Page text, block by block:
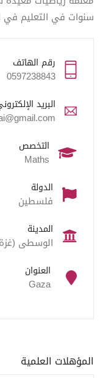
سنوات في التعليم في
رقم الهاتف
0597238843
البريد
التخصص
Maths
الدولة
فلسطين
المدينة
الوسطى
العنوان
Gaza
المؤهلات العلمية